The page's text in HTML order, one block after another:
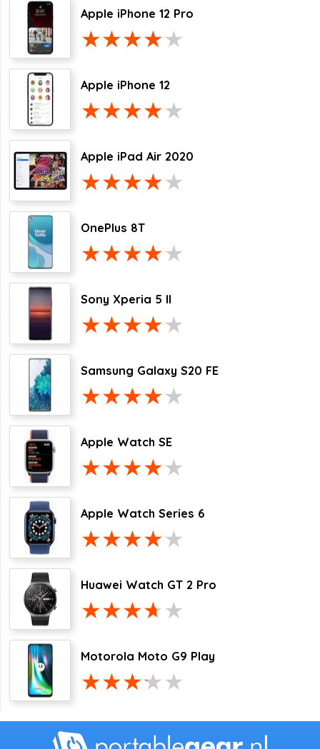
Apple iPhone 12 Pro
Apple iPhone 12
Apple iPad Air 2020
OnePlus 8T
Sony Xperia 5 II
Samsung Galaxy S20 FE
Apple Watch SE
Apple Watch Series 6
Huawei Watch GT 2 Pro
Motorola Moto G9 Play